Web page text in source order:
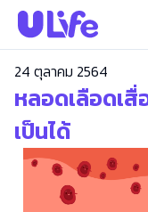
24 ตุลาคม 2564
หลอดเลือดเ
เป็นได้